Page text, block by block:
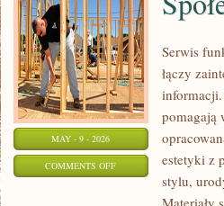
MAY - 9 - 2026
COMMENTS OFFON
SPOŁECZNOŚĆ
Serwis
łączy
pomagają
estetyki z
stylu,
Materiały